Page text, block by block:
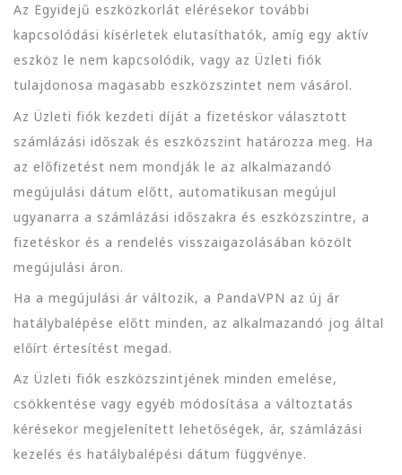
Az Egyidejű eszközkorlát elérésekor további
kapcsolódási kísérletek elutasíthatók, amíg egy aktív
eszköz le nem kapcsolódik, vagy az Üzleti fiók
tulajdonosa magasabb eszközszintet nem vásárol.
Az Üzleti fiók kezdeti díját a fizetéskor választott
számlázási időszak és eszközszint határozza meg. Ha
az előfizetést nem mondják le az alkalmazandó
megújulási dátum előtt, automatikusan megújul
ugyanarra a számlázási időszakra és eszközszintre, a
fizetéskor és a rendelés visszaigazolásában közölt
megújulási áron.
Ha a megújulási ár változik, a PandaVPN az új ár
hatálybalépése előtt minden, az alkalmazandó jog által
előírt értesítést megad.
Az Üzleti fiók eszközszintjének minden emelése,
csökkentése vagy egyéb módosítása a változtatás
kérésekor megjelenített lehetőségek, ár, számlázási
kezelés és hatálybalépési dátum függvénye.